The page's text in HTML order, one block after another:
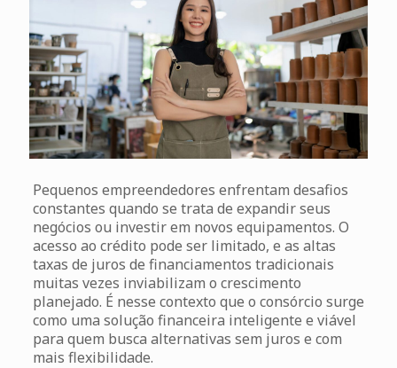
Pequenos empreendedores enfrentam desafios
constantes quando se trata de expandir seus
negócios ou investir em novos equipamentos. O
acesso ao crédito pode ser limitado, e as altas
taxas de juros de financiamentos tradicionais
muitas vezes inviabilizam o crescimento
planejado. É nesse contexto que o consórcio surge
como uma solução financeira inteligente e viável
para quem busca alternativas sem juros e com
mais flexibilidade.